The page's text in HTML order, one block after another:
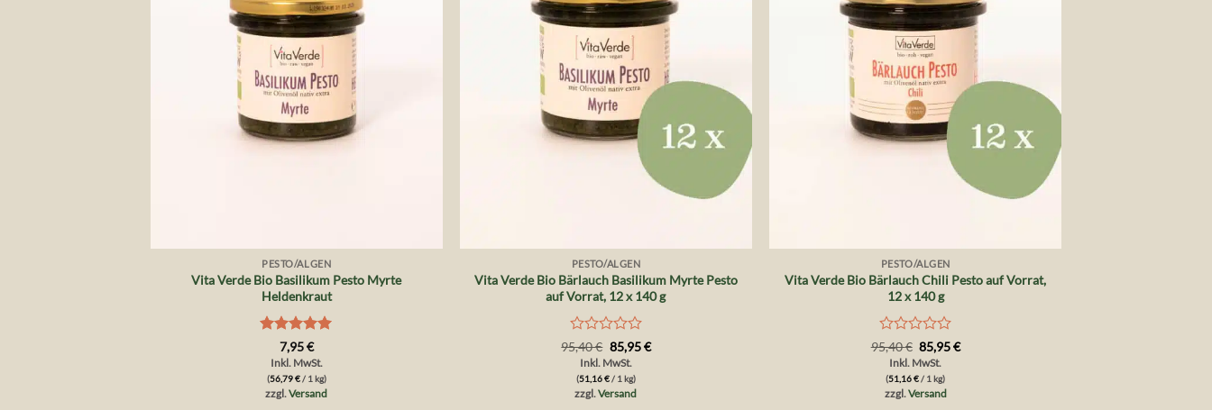
PESTO/ALGEN
Vita Verde Bio Basilikum Pesto Myrte
Heldenkraut
Bewertet
mit5 von
7,95€
Inkl. MwSt.
(56,79€/ 1 kg)
zzgl.Versand
PESTO/ALGEN
Vita Verde Bio Bärlauch Basilikum Myrte Pesto
auf Vorrat, 12 x 140 g
Bewertet
mit
von
5
95,40€ Ursprünglicher
Preis
war:
95,40 €
85,95€Aktueller
Inkl. MwSt.
(51,16€/ 1 kg)
zzgl.Versand
PESTO/ALGEN
Vita Verde Bio Bärlauch Chili Pesto auf Vorrat,
12 x 140 g
Bewertet
mit
von
5
95,40€ Ursprünglicher
Preis
war:
95,40 €
85,95€Aktueller
Inkl. MwSt.
(51,16€/ 1 kg)
zzgl. Versand